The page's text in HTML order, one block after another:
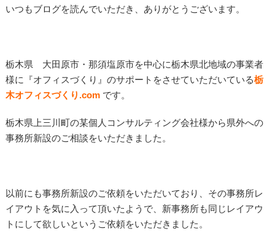
いつもブログを読んでいただき、ありがとうございます。
栃木県 大田原市・那須塩原市を中心に栃木県北地域の事業者
様に『オフィスづくり』のサポートをさせていただいている栃
木オフィスづくり.comです。
栃木県上三川町の某個人コンサルティング会社様から県外への
事務所新設のご相談をいただきました。
以前にも事務所新設のご依頼をいただいており、その事務所レ
イアウトを気に入って頂いたようで、新事務所も同じレイアウ
トにして欲しいというご依頼をいただきました。